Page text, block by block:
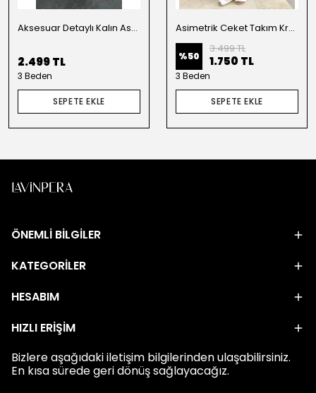
Aksesuar Detaylı Kalın Askılı Elbise Beyaz
2.499 TL
3 Beden
SEPETE EKLE
Asimetrik Ceket Takım Krem
%50
3.499 TL
1.750 TL
3 Beden
SEPETE EKLE
ÖNEMLİ BİLGİLER
KATEGORİLER
HESABIM
HIZLI ERİŞİM
Bizlere aşağıdaki iletişim bilgilerinden ulaşabilirsiniz.
En kısa sürede geri dönüş sağlayacağız.